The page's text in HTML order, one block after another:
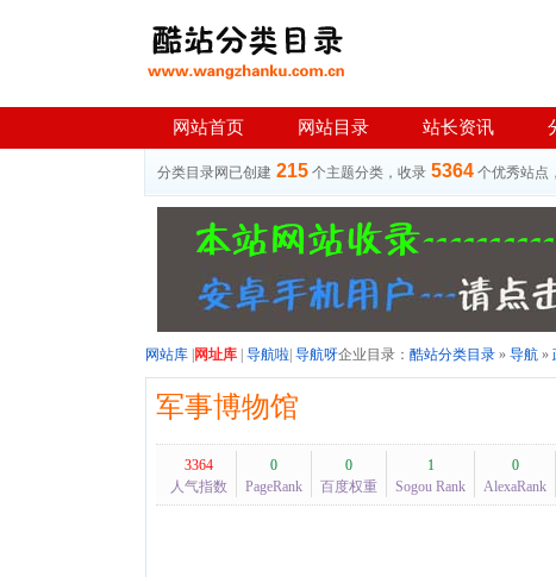
网站首页 网站目录 站长资讯
分类目录网已创建 215 个主题分类，收录 5364 个优秀站点
网站库 网址库 导航啦 导航呀企业目录： 酷站分类目录 » 导航 »
军事博物馆
3364
人气指数
0
PageRank
0
百度权重
1
Sogou Rank
0
AlexaRank